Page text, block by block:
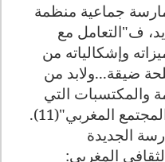
جماعية منظمة
ف"التعامل مع
وإشكالياته من
ضيقة...ولابد من
والمكتسبات التي
تحققت في صيرورة تطور المجتمع المغربي"(11).
الجديدة
المغربي: